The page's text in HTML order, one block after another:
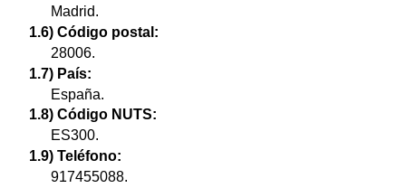
Madrid.
1.6) Código postal:
28006.
1.7) País:
España.
1.8) Código NUTS:
ES300.
1.9) Teléfono:
917455088.